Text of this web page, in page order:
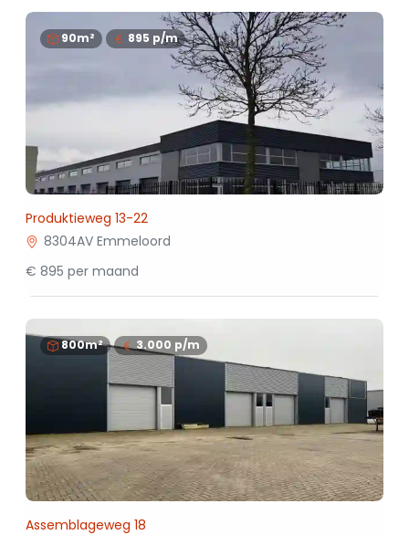
90m² 895 p/m
Produktieweg 13-22
8304AV Emmeloord
€ 895 per maand
800m² 3.000 p/m
Assemblageweg 18